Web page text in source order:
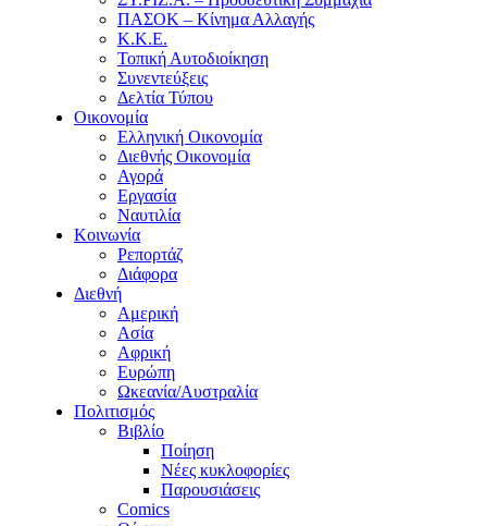
ΠΑΣΟΚ – Κίνημα Αλλαγής
Κ.Κ.Ε.
Τοπική Αυτοδιοίκηση
Συνεντεύξεις
Δελτία Τύπου
Οικονομία
Ελληνική Οικονομία
Διεθνής Οικονομία
Αγορά
Εργασία
Ναυτιλία
Κοινωνία
Ρεπορτάζ
Διάφορα
Διεθνή
Αμερική
Ασία
Αφρική
Ευρώπη
Ωκεανία/Αυστραλία
Πολιτισμός
Βιβλίο
Ποίηση
Νέες κυκλοφορίες
Παρουσιάσεις
Comics